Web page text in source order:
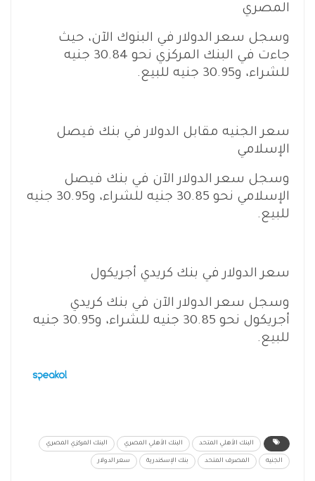
المصري
وسجل سعر الدولار في البنوك الآن، حيث
جاءت في البنك المركزي نحو 30.84 جنيه
للشراء، و30.95 جنيه للبيع.
سعر الجنيه مقابل الدولار في بنك فيصل
الإسلامي
وسجل سعر الدولار الآن في بنك فيصل
الإسلامي نحو 30.85 جنيه للشراء، و30.95 جنيه
للبيع.
سعر الدولار في بنك كريدي أجريكول
وسجل سعر الدولار الآن في بنك كريدي
أجريكول نحو 30.85 جنيه للشراء، و30.95 جنيه
للبيع.
البنك الأهلي المتحد البنك الأهلي المصري البنك المركزي المصري
الجنيه المصرف المتحد بنك الإسكندرية سعر الدولار